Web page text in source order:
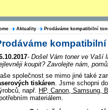
Aktuality Prodáváme kompatibilní
- Došel Vám toner ve Vaší
koupit? Zavolejte nám,
společnost se mimo jiné také
tiskáren. Jsme schopni
např. HP, Canon, Samsung,
materiálem.